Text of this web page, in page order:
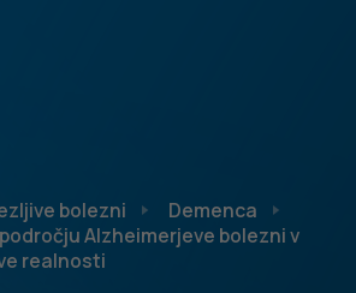
bolezni
Demenca
Alzheimerjeve bolezni v
realnosti